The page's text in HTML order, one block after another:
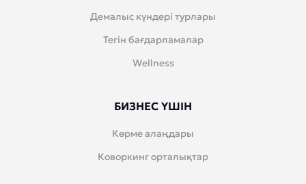
Демалыс күндері турлары
Тегін бағдарламалар
Wellness
БИЗНЕС ҮШІН
Көрме алаңдары
Коворкинг орталықтар